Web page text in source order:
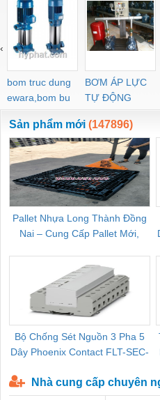
bom truc dung
ewara,bom bu
ewara
BƠM ÁP LỰC
TỰ ĐỘNG
‹
Sản phẩm mới (147896)
Pallet Nhựa Long Thành Đồng
Nai – Cung Cấp Pallet Mới,
Bộ Chống Sét Nguồn 3 Pha 5
Dây Phoenix Contact FLT-SEC-
Nhà cung cấp chuyên